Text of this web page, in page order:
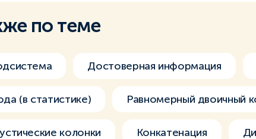
по теме
Достоверная информация
(в статистике) Равномерный двоичный
колонки Конкатенация